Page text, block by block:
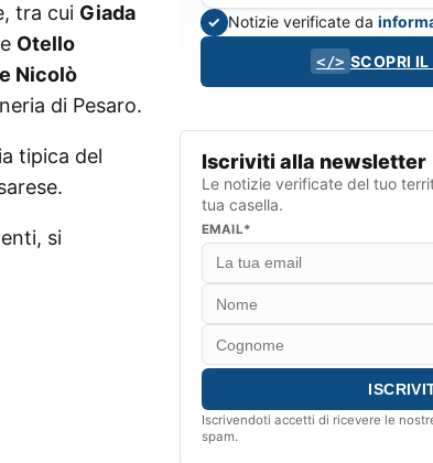
tra cui Giada
Otello
Nicolò
di Pesaro.
tipica del
si
✓ Notizie verificate da
</> SCOPRI
Iscriviti alla newsletter
Le notizie verificate del tuo
tua casella.
EMAIL*
Iscrivendoti accetti di ricevere le
spam.